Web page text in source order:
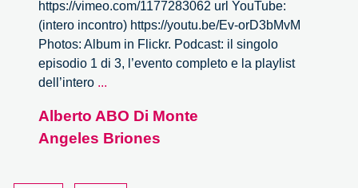
https://vimeo.com/1177283062 url YouTube:
(intero incontro) https://youtu.be/Ev-orD3bMvM
Photos: Album in Flickr. Podcast: il singolo
episodio 1 di 3, l’evento completo e la playlist
dell’intero ...
artificiale
nel
Alberto ABO Di Monte
Angeles Briones